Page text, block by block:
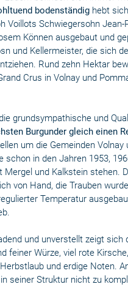
bodenständig hebt
Voillots Schwiegersohn
Können ausgebaut und
und Kellermeister, die sich
Rund zehn Hektar
Crus in Volnay und
grundsympathische und
Burgunder gleich einen
um die Gemeinden
schon in den Jahren 1953,
Mergel und Kalkstein stehen.
von Hand, die Trauben
Temperatur
und unverstellt zeigt sich
feiner Würze, viel rote
und erdige Noten.
seiner Struktur nicht zu